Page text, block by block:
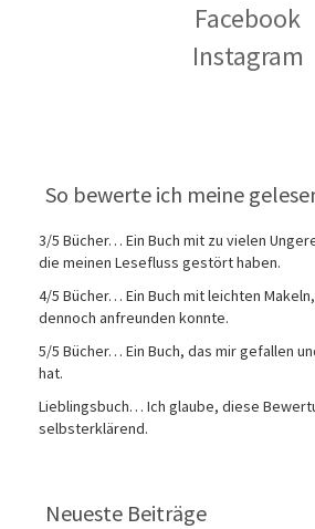
Facebook
Instagram
So bewerte ich meine
3/5 Bücher… Ein Buch mit zu vielen
die meinen Lesefluss gestört haben.
4/5 Bücher… Ein Buch mit leichten
dennoch anfreunden konnte.
5/5 Bücher… Ein Buch, das mir gefallen
hat.
Lieblingsbuch… Ich glaube, diese
selbsterklärend.
Neueste Beiträge